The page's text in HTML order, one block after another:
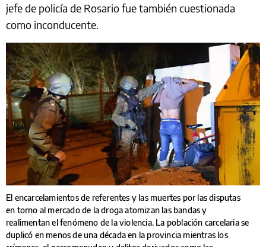
jefe de policía de Rosario fue también cuestionada
como inconducente.
El encarcelamientos de referentes y las muertes por las disputas
en torno al mercado de la droga atomizan las bandas y
realimentan el fenómeno de la violencia. La población carcelaria se
duplicó en menos de una década en la provincia mientras los